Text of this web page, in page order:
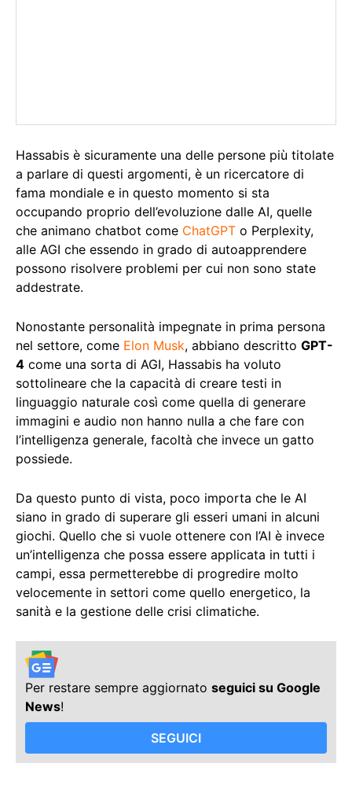
Hassabis è sicuramente una delle persone più titolate
a parlare di questi argomenti, è un ricercatore di
fama mondiale e in questo momento si sta
occupando proprio dell’evoluzione dalle AI, quelle
che animano chatbot come ChatGPT o Perplexity,
alle AGI che essendo in grado di autoapprendere
possono risolvere problemi per cui non sono state
addestrate.
Nonostante personalità impegnate in prima persona
nel settore, come Elon Musk, abbiano descritto GPT-
4 come una sorta di AGI, Hassabis ha voluto
sottolineare che la capacità di creare testi in
linguaggio naturale così come quella di generare
immagini e audio non hanno nulla a che fare con
l’intelligenza generale, facoltà che invece un gatto
possiede.
Da questo punto di vista, poco importa che le AI
siano in grado di superare gli esseri umani in alcuni
giochi. Quello che si vuole ottenere con l’AI è invece
un’intelligenza che possa essere applicata in tutti i
campi, essa permetterebbe di progredire molto
velocemente in settori come quello energetico, la
sanità e la gestione delle crisi climatiche.
Per restare sempre aggiornato seguici su Google
News!
SEGUICI